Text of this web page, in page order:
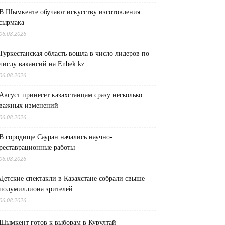
Шымкенте обучают искусству изготовления
область вошла в число лидеров по
вакансий на Enbek.kz
принесет казахстанцам сразу несколько
изменений
городище Сауран начались научно-
работы
спектакли в Казахстане собрали свыше
зрителей
готов к выборам в Курултай